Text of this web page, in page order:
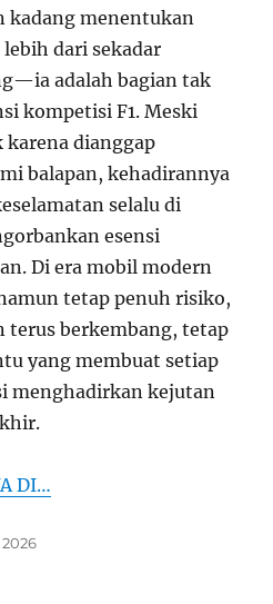
kadang menentukan
dari sekadar
adalah bagian tak
kompetisi F1. Meski
dianggap
balapan, kehadirannya
selalu di
esensi
Di era mobil modern
tetap penuh risiko,
terus berkembang, tetap
yang membuat setiap
menghadirkan kejutan
DI…
2026